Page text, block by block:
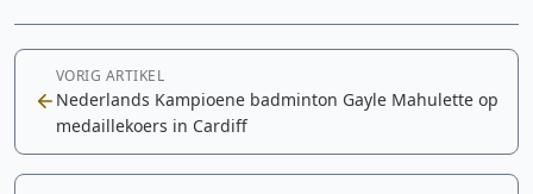
VORIG ARTIKEL
Nederlands Kampioene badminton Gayle Mahulette op
medaillekoers in Cardiff